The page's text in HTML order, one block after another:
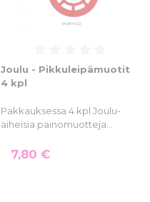
Joulu - Pikkuleipämuotit
4 kpl
Pakkauksessa 4 kpl Joulu-
aiheisia painomuotteja…
7,80 €